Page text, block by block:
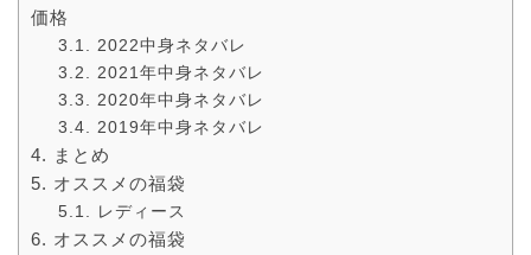
価格
2022中身ネタバレ
2021年中身ネタバレ
2020年中身ネタバレ
2019年中身ネタバレ
まとめ
オススメの福袋
レディース
オススメの福袋